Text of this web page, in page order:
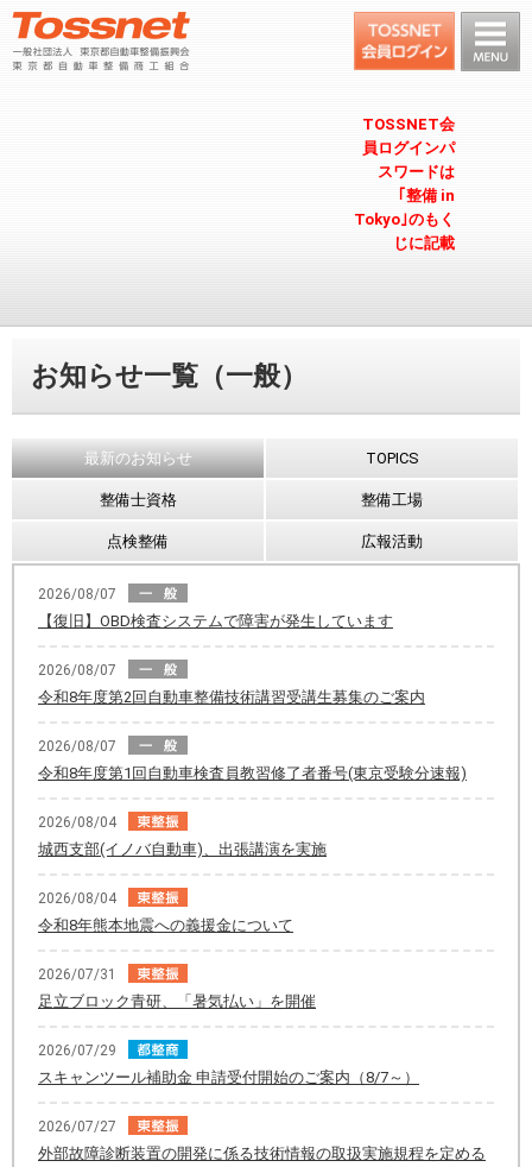
TOSSNET会
員ログインパ
スワードは
｢整備 in
Tokyo｣のもく
じに記載
お知らせ一覧（一般）
最新のお知らせ TOPICS
整備士資格 整備工場
点検整備 広報活動
2026/08/07
【復旧】OBD検査システムで障害が発生しています
2026/08/07
令和8年度第2回自動車整備技術講習受講生募集のご案内
2026/08/07
令和8年度第1回自動車検査員教習修了者番号(東京受験分速報)
2026/08/04
城西支部(イノバ自動車)、出張講演を実施
2026/08/04
令和8年熊本地震への義援金について
2026/07/31
足立ブロック青研、「暑気払い」を開催
2026/07/29
スキャンツール補助金 申請受付開始のご案内（8/7～）
2026/07/27
外部故障診断装置の開発に係る技術情報の取扱実施規程を定める